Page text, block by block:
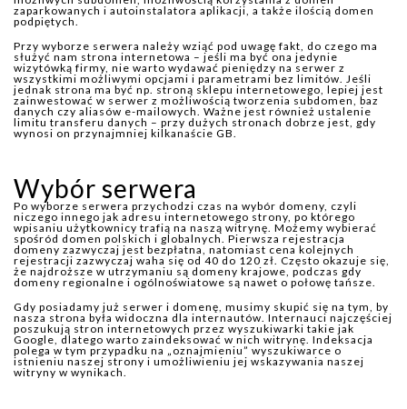
zaparkowanych i autoinstalatora aplikacji, a także ilością domen
podpiętych.
Przy wyborze serwera należy wziąć pod uwagę fakt, do czego ma
służyć nam strona internetowa – jeśli ma być ona jedynie
wizytówką firmy, nie warto wydawać pieniędzy na serwer z
wszystkimi możliwymi opcjami i parametrami bez limitów. Jeśli
jednak strona ma być np. stroną sklepu internetowego, lepiej jest
zainwestować w serwer z możliwością tworzenia subdomen, baz
danych czy aliasów e-mailowych. Ważne jest również ustalenie
limitu transferu danych – przy dużych stronach dobrze jest, gdy
wynosi on przynajmniej kilkanaście GB.
Wybór serwera
Po wyborze serwera przychodzi czas na wybór domeny, czyli
niczego innego jak adresu internetowego strony, po którego
wpisaniu użytkownicy trafią na naszą witrynę. Możemy wybierać
spośród domen polskich i globalnych. Pierwsza rejestracja
domeny zazwyczaj jest bezpłatna, natomiast cena kolejnych
rejestracji zazwyczaj waha się od 40 do 120 zł. Często okazuje się,
że najdroższe w utrzymaniu są domeny krajowe, podczas gdy
domeny regionalne i ogólnoświatowe są nawet o połowę tańsze.
Gdy posiadamy już serwer i domenę, musimy skupić się na tym, by
nasza strona była widoczna dla internautów. Internauci najczęściej
poszukują stron internetowych przez wyszukiwarki takie jak
Google, dlatego warto zaindeksować w nich witrynę. Indeksacja
polega w tym przypadku na „oznajmieniu” wyszukiwarce o
istnieniu naszej strony i umożliwieniu jej wskazywania naszej
witryny w wynikach.